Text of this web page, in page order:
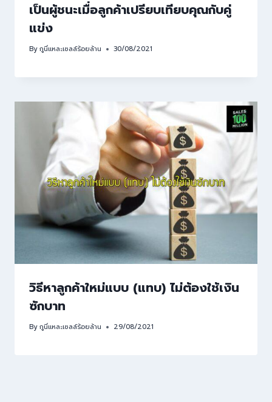
เป็นผู้ชนะเมื่อลูกค้าเปรียบเทียบคุณกับคู่
แข่ง
Byกูนี่แหละเซลล์ร้อยล้าน 30/08/2021
วิธีหาลูกค้าใหม่แบบ (แทบ) ไม่ต้องใช้เงิน
ซักบาท
Byกูนี่แหละเซลล์ร้อยล้าน 29/08/2021